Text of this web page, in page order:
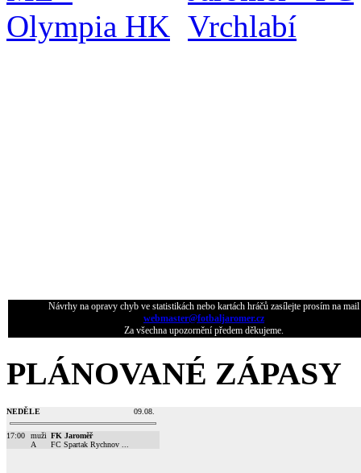
Návrhy na opravy chyb ve statistikách nebo kartách hráčů zasílejte prosím na mail
webmaster@fotbaljaromer.cz
Za všechna upozornění předem děkujeme.
PLÁNOVANÉ ZÁPASY
NEDĚLE 09.08.
17:00
muži
A
FK Jaroměř
FC Spartak Rychnov ...